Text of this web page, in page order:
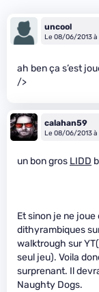
uncool
Le 08/06/2013 à
ah ben ça s’est
/>
calahan59
Le 08/06/2013 à
un bon gros LIDD
Et sinon je ne
dithyrambiques
walktrough sur
seul jeu). Voila
surprenant. Il
Naughty Dogs.